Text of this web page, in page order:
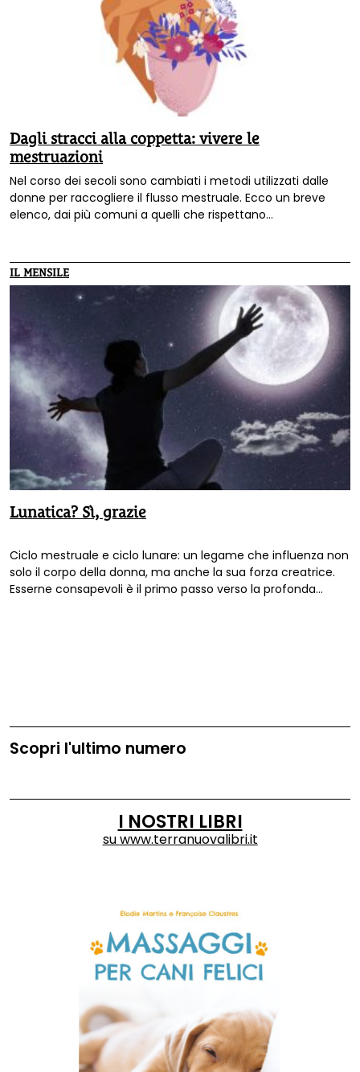
Dagli stracci alla coppetta: vivere le
mestruazioni
Nel corso dei secoli sono cambiati i metodi utilizzati dalle
donne per raccogliere il flusso mestruale. Ecco un breve
elenco, dai più comuni a quelli che rispettano
IL MENSILE
Lunatica? Sì, grazie
Ciclo mestruale e ciclo lunare: un legame che influenza non
solo il corpo della donna, ma anche la sua forza creatrice.
Esserne consapevoli è il primo passo verso la profonda
Scopri l'ultimo numero
I NOSTRI LIBRI
suwww.terranuovalibri.it